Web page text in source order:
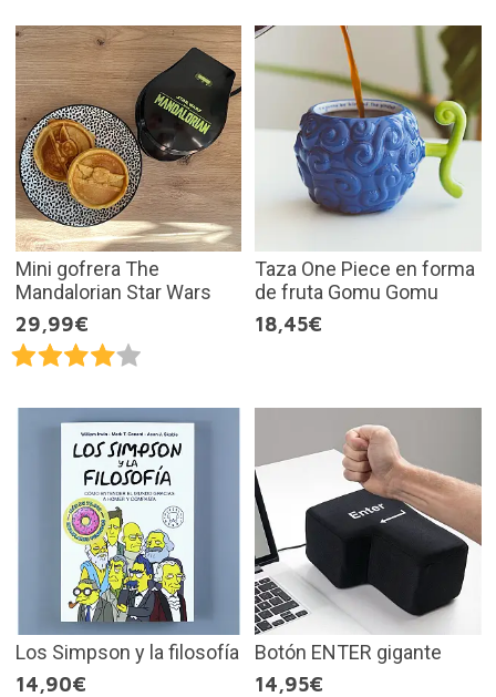
Mini gofrera The
Mandalorian Star Wars
29,99€
Taza One Piece en forma
de fruta Gomu Gomu
18,45€
Los Simpson y la filosofía
14,90€
Botón ENTER gigante
14,95€